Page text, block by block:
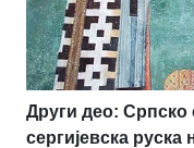
Други део: Српско
сергијевска руска